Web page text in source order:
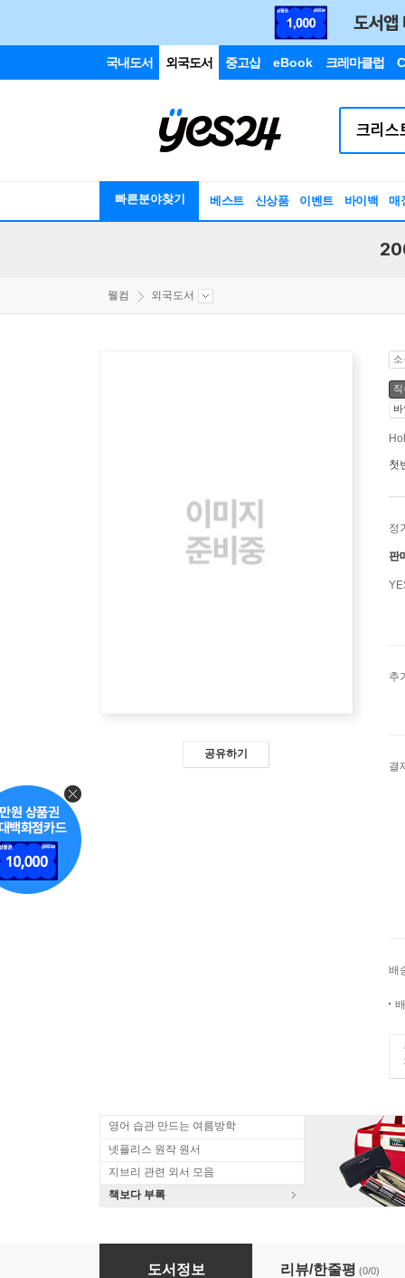
국내도서 외국도서 중고샵 eBook 크레마클럽
빠른분야찾기 베스트 신상품 이벤트 바이백 매
웰컴 외국도서
공유하기
첫
정
판
추
결
배
영어 습관 만드는 여름방학
넷플리스 원작 원서
지브리 관련 외서 모음
책보다 부록
Sleepless Night Coloring Book for Adult
도서정보 리뷰/한줄평 (0/0)